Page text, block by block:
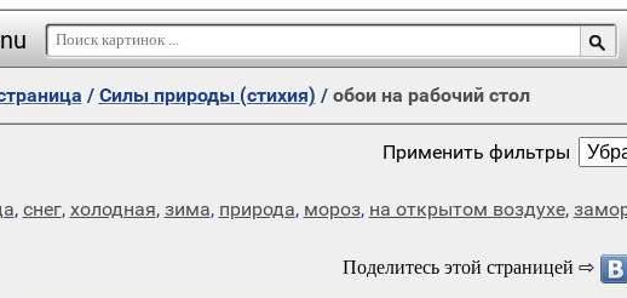
/ Силы природы (стихия) / обои на рабочий стол
Применить фильтры
, снег, холодная, зима, природа, мороз, на открытом воздухе,